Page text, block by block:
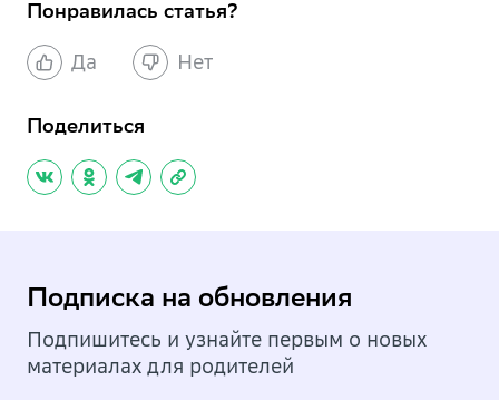
Понравилась статья?
Да Нет
Поделиться
Подписка на обновления
Подпишитесь и узнайте первым о новых
материалах для родителей